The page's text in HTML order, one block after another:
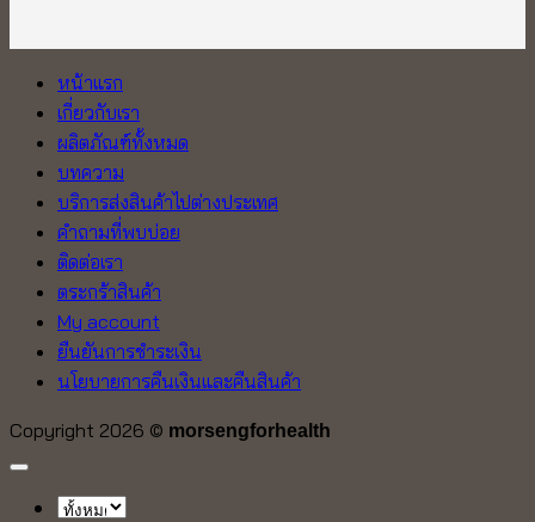
หน้าแรก
เกี่ยวกับเรา
ผลิตภัณฑ์ทั้งหมด
บทความ
บริการส่งสินค้าไปต่างประเทศ
คำถามที่พบบ่อย
ติดต่อเรา
ตระกร้าสินค้า
My account
ยืนยันการชำระเงิน
นโยบายการคืนเงินและคืนสินค้า
Copyright 2026 © morsengforhealth